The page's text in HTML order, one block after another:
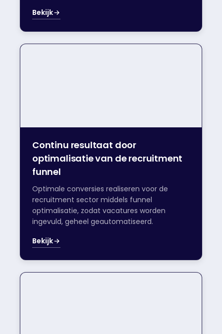
Bekijk
Continu resultaat door
optimalisatie van de recruitment
funnel
Optimale conversies realiseren voor de
recruitment sector middels funnel
optimalisatie, zodat vacatures worden
ingevuld, geheel geautomatiseerd.
Bekijk